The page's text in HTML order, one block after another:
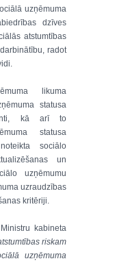
uzņēmuma
dzīves
atstumtības
radot
likuma
statusa
kā arī to
statusa
sociālo
un
uzņēmumu
uzraudzības
kritēriji.
kabineta
riskam
uzņēmuma